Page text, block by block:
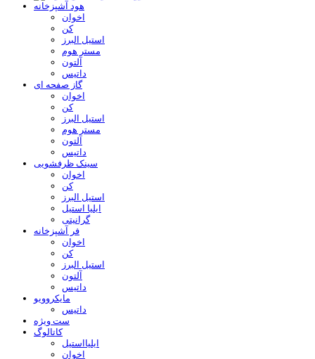
هود آشپزخانه
اخوان
کن
استیل البرز
مستر هوم
آلتون
داتیس
گاز صفحه ای
اخوان
کن
استیل البرز
مستر هوم
آلتون
داتیس
سینک ظرفشویی
اخوان
کن
استیل البرز
ایلیا استیل
گرانیتی
فر آشپزخانه
اخوان
کن
استیل البرز
آلتون
داتیس
مایکروویو
داتیس
ست ویژه
کاتالوگ
ایلیااستیل
اخوان